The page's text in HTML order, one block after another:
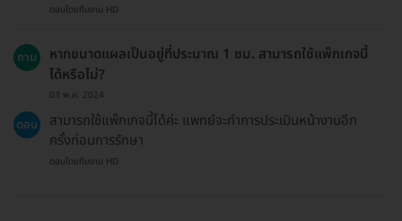
ตอบโดยทีมงาน HD
ถาม
หากขนาดแผลเป็นอยู่ที่ประมาณ 1 ซม. สามารถใช้แพ็กเกจนี้
ได้หรือไม่?
03 พ.ค. 2024
ตอบ
สามารถใช้แพ็กเกจนี้ได้ค่ะ แพทย์จะทำการประเมินหน้างานอีก
ครั้งก่อนการรักษา
ตอบโดยทีมงาน HD